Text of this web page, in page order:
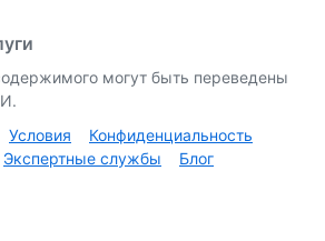
могут быть переведены
Условия
Конфиденциальность
Экспертные службы Блог